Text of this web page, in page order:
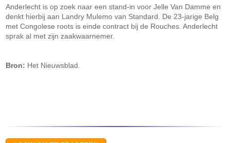
Anderlecht is op zoek naar een stand-in voor Jelle Van Damme en
denkt hierbij aan Landry Mulemo van Standard. De 23-jarige Belg
met Congolese roots is einde contract bij de Rouches. Anderlecht
sprak al met zijn zaakwaarnemer.
Bron: Het Nieuwsblad.